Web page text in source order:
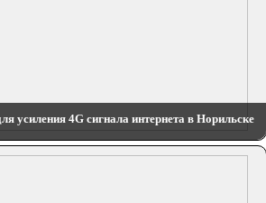
усиления 4G сигнала интернета в Норильске